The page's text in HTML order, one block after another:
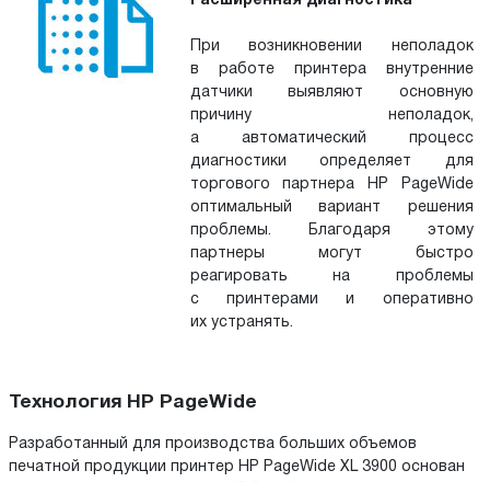
При возникновении неполадок
в работе принтера внутренние
датчики выявляют основную
причину неполадок,
а автоматический процесс
диагностики определяет для
торгового партнера HP PageWide
оптимальный вариант решения
проблемы. Благодаря этому
партнеры могут быстро
реагировать на проблемы
с принтерами и оперативно
их устранять.
Технология HP PageWide
Разработанный для производства больших объемов
печатной продукции принтер HP PageWide XL 3900 основан